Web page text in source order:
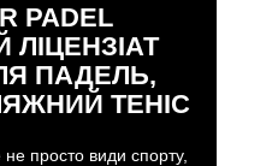
PADEL
ЛІЦЕНЗІАТ
ПАДЕЛЬ,
ТЕНІС
просто види спорту,